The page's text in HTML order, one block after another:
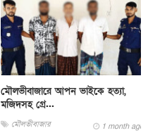
মৌলভীবাজারে আপন ভাইকে হত্যা,
মজিদসহ গ্রে...
মৌলভীবাজার 1 month ago